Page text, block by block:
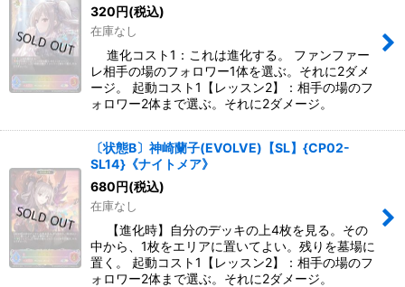
320円(税込)
在庫なし
進化コスト1：これは進化する。 ファンファー
レ相手の場のフォロワー1体を選ぶ。それに2ダメ
ージ。 起動コスト1【レッスン2】：相手の場のフ
ォロワー2体まで選ぶ。それに2ダメージ。
〔状態B〕神崎蘭子(EVOLVE)【SL】{CP02-
SL14}《ナイトメア》
680円(税込)
在庫なし
【進化時】自分のデッキの上4枚を見る。その
中から、1枚をエリアに置いてよい。残りを墓場に
置く。 起動コスト1【レッスン2】：相手の場のフ
ォロワー2体まで選ぶ。それに2ダメージ。